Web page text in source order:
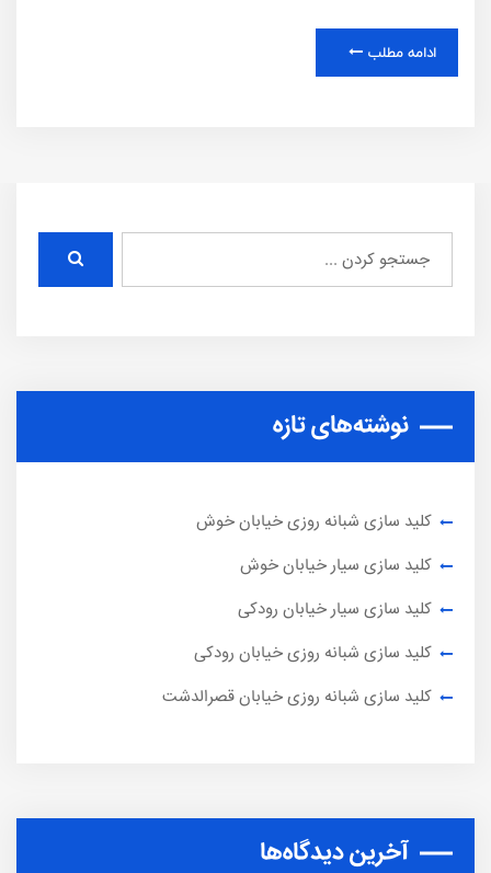
ادامه مطلب
نوشته‌های تازه
کلید سازی شبانه روزی خیابان خوش
کلید سازی سیار خیابان خوش
کلید سازی سیار خیابان رودکی
کلید سازی شبانه روزی خیابان رودکی
کلید سازی شبانه روزی خیابان قصرالدشت
آخرین دیدگاه‌ها